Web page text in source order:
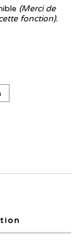
(Merci de
fonction).